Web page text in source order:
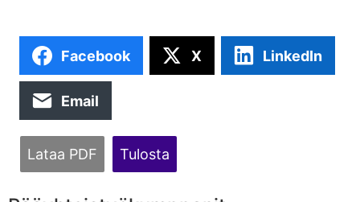
Facebook X LinkedIn
Email
Lataa PDF Tulosta